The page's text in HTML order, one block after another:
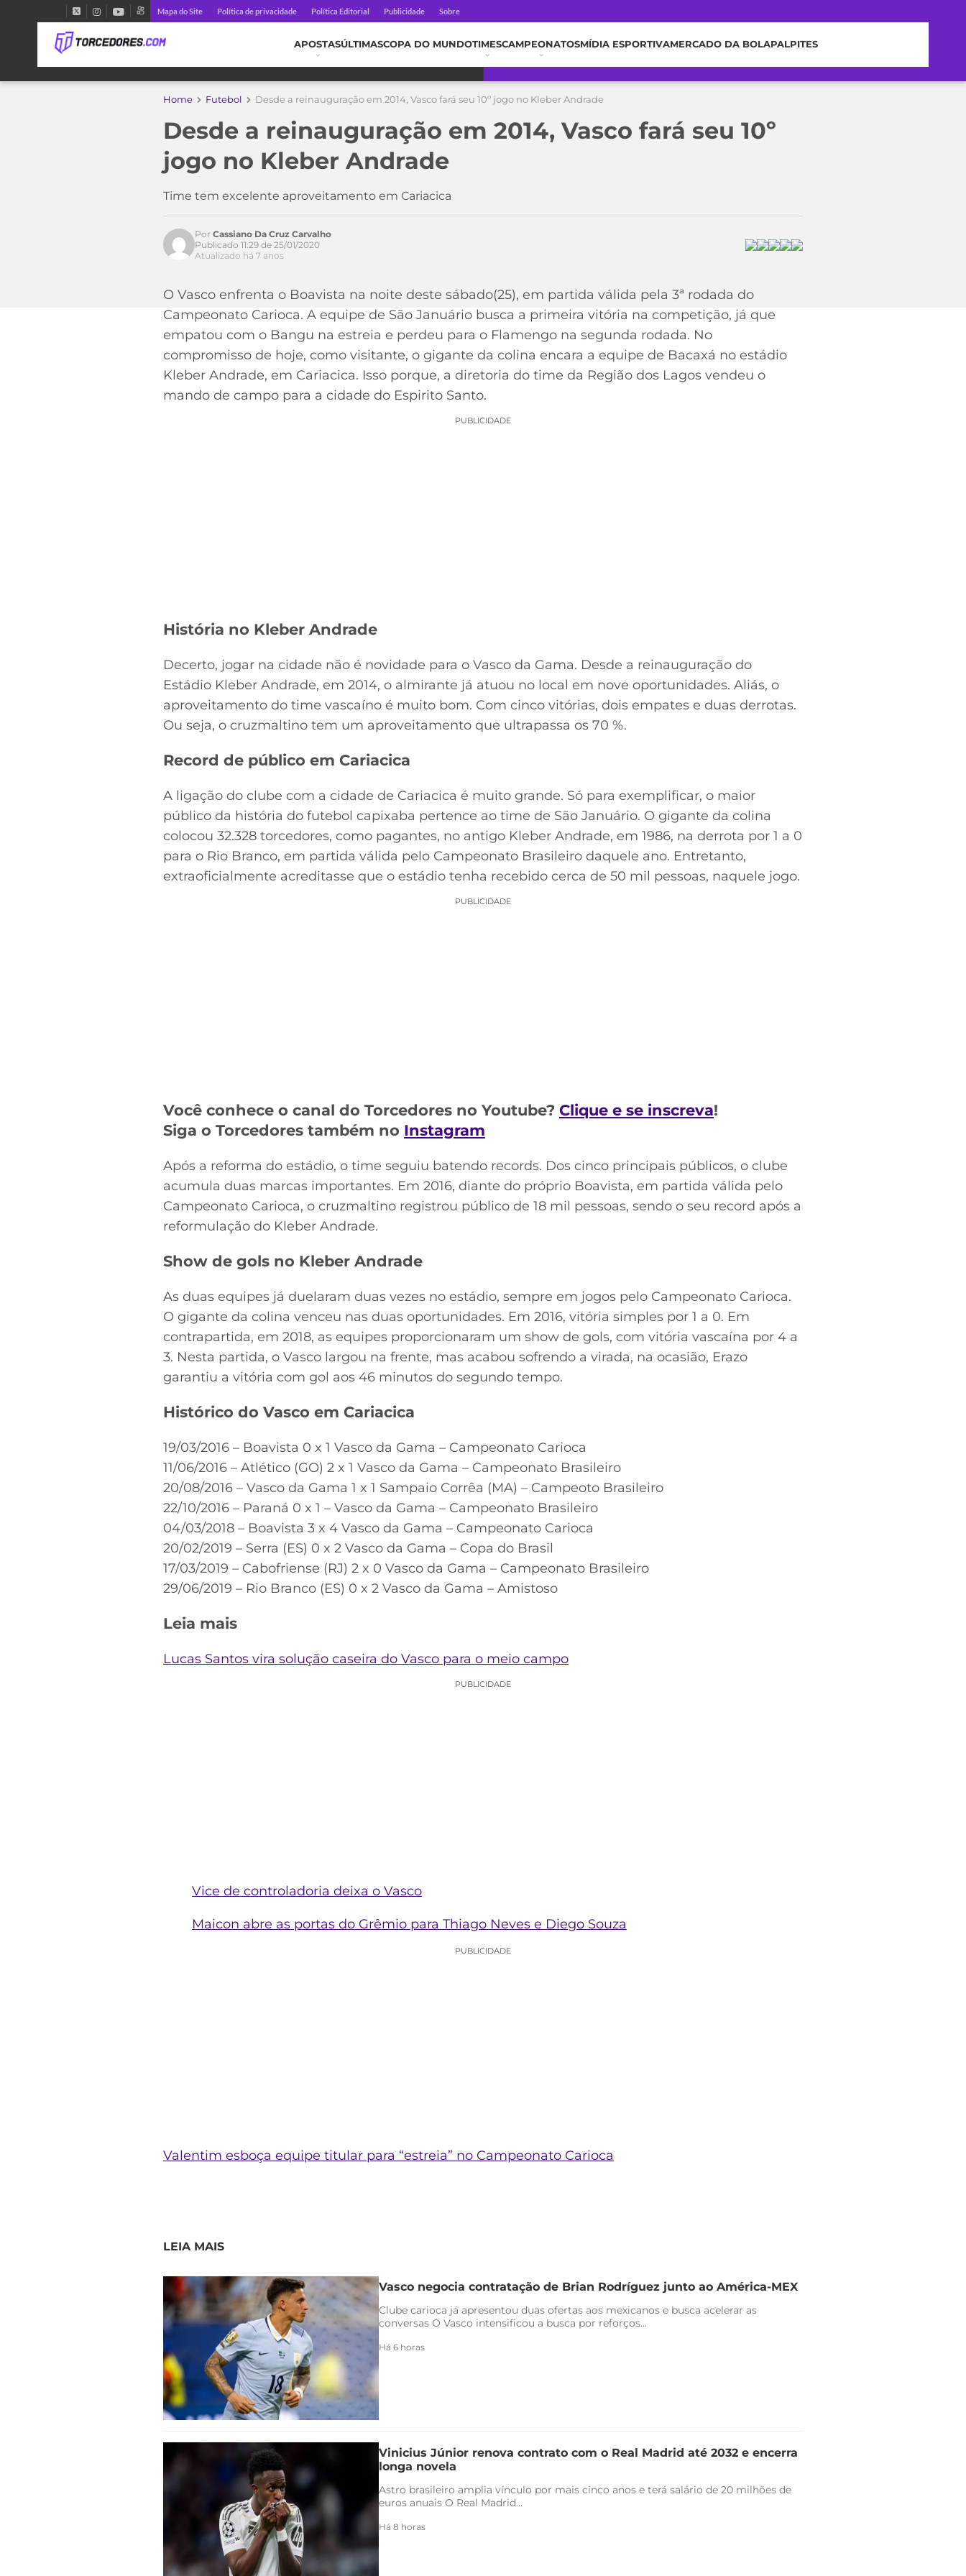
Mapa do Site Política de privacidade Política Editorial Publicidade Sobre
APOSTASÚLTIMASCOPA DO MUNDOTIMESCAMPEONATOSMÍDIA ESPORTIVAMERCADO DA BOLAPALPITES
Home Futebol Desde a reinauguração em 2014, Vasco fará seu 10º jogo no Kleber Andrade
Desde a reinauguração em 2014, Vasco fará seu 10º
jogo no Kleber Andrade
Time tem excelente aproveitamento em Cariacica
Acesse o perfil do autor
Por Cassiano Da Cruz Carvalho
Publicado 11:29 de 25/01/2020
Atualizado há 7 anos
O Vasco enfrenta o Boavista na noite deste sábado(25), em partida válida pela 3ª rodada do
Campeonato Carioca. A equipe de São Januário busca a primeira vitória na competição, já que
empatou com o Bangu na estreia e perdeu para o Flamengo na segunda rodada. No
compromisso de hoje, como visitante, o gigante da colina encara a equipe de Bacaxá no estádio
Kleber Andrade, em Cariacica. Isso porque, a diretoria do time da Região dos Lagos vendeu o
mando de campo para a cidade do Espirito Santo.
PUBLICIDADE
História no Kleber Andrade
Decerto, jogar na cidade não é novidade para o Vasco da Gama. Desde a reinauguração do
Estádio Kleber Andrade, em 2014, o almirante já atuou no local em nove oportunidades. Aliás, o
aproveitamento do time vascaíno é muito bom. Com cinco vitórias, dois empates e duas derrotas.
Ou seja, o cruzmaltino tem um aproveitamento que ultrapassa os 70 %.
Record de público em Cariacica
A ligação do clube com a cidade de Cariacica é muito grande. Só para exemplificar, o maior
público da história do futebol capixaba pertence ao time de São Januário. O gigante da colina
colocou 32.328 torcedores, como pagantes, no antigo Kleber Andrade, em 1986, na derrota por 1 a 0
para o Rio Branco, em partida válida pelo Campeonato Brasileiro daquele ano. Entretanto,
extraoficialmente acreditasse que o estádio tenha recebido cerca de 50 mil pessoas, naquele jogo.
PUBLICIDADE
Você conhece o canal do Torcedores no Youtube? Clique e se inscreva!
Siga o Torcedores também no Instagram
Após a reforma do estádio, o time seguiu batendo records. Dos cinco principais públicos, o clube
acumula duas marcas importantes. Em 2016, diante do próprio Boavista, em partida válida pelo
Campeonato Carioca, o cruzmaltino registrou público de 18 mil pessoas, sendo o seu record após a
reformulação do Kleber Andrade.
Show de gols no Kleber Andrade
As duas equipes já duelaram duas vezes no estádio, sempre em jogos pelo Campeonato Carioca.
O gigante da colina venceu nas duas oportunidades. Em 2016, vitória simples por 1 a 0. Em
contrapartida, em 2018, as equipes proporcionaram um show de gols, com vitória vascaína por 4 a
3. Nesta partida, o Vasco largou na frente, mas acabou sofrendo a virada, na ocasião, Erazo
garantiu a vitória com gol aos 46 minutos do segundo tempo.
Histórico do Vasco em Cariacica
19/03/2016 – Boavista 0 x 1 Vasco da Gama – Campeonato Carioca
11/06/2016 – Atlético (GO) 2 x 1 Vasco da Gama – Campeonato Brasileiro
20/08/2016 – Vasco da Gama 1 x 1 Sampaio Corrêa (MA) – Campeoto Brasileiro
22/10/2016 – Paraná 0 x 1 – Vasco da Gama – Campeonato Brasileiro
04/03/2018 – Boavista 3 x 4 Vasco da Gama – Campeonato Carioca
20/02/2019 – Serra (ES) 0 x 2 Vasco da Gama – Copa do Brasil
17/03/2019 – Cabofriense (RJ) 2 x 0 Vasco da Gama – Campeonato Brasileiro
29/06/2019 – Rio Branco (ES) 0 x 2 Vasco da Gama – Amistoso
Leia mais
Lucas Santos vira solução caseira do Vasco para o meio campo
PUBLICIDADE
Vice de controladoria deixa o Vasco
Maicon abre as portas do Grêmio para Thiago Neves e Diego Souza
PUBLICIDADE
Valentim esboça equipe titular para “estreia” no Campeonato Carioca
LEIA MAIS
Vasco negocia contratação de Brian Rodríguez junto ao América-MEX
Clube carioca já apresentou duas ofertas aos mexicanos e busca acelerar as
conversas O Vasco intensificou a busca por reforços...
Há 6 horas
Vinicius Júnior renova contrato com o Real Madrid até 2032 e encerra
longa novela
Astro brasileiro amplia vínculo por mais cinco anos e terá salário de 20 milhões de
euros anuais O Real Madrid...
Há 8 horas